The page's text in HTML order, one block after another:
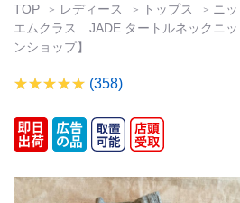
TOP レディース トップス ニ
エムクラス JADE タートルネックニ
ンショップ】
(358)